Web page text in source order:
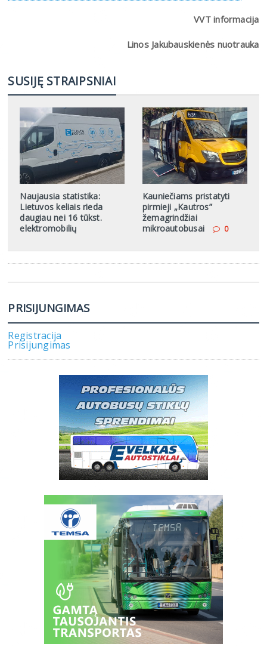
VVT informacija
Linos Jakubauskienės nuotrauka
SUSIJĘ STRAIPSNIAI
Naujausia statistika:
Lietuvos keliais rieda
daugiau nei 16 tūkst.
elektromobilių
Kauniečiams pristatyti
pirmieji „Kautros”
žemagrindžiai
mikroautobusai
0
PRISIJUNGIMAS
Registracija
Prisijungimas